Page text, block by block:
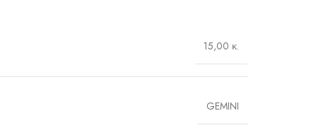
15,00 κ.
GEMINI